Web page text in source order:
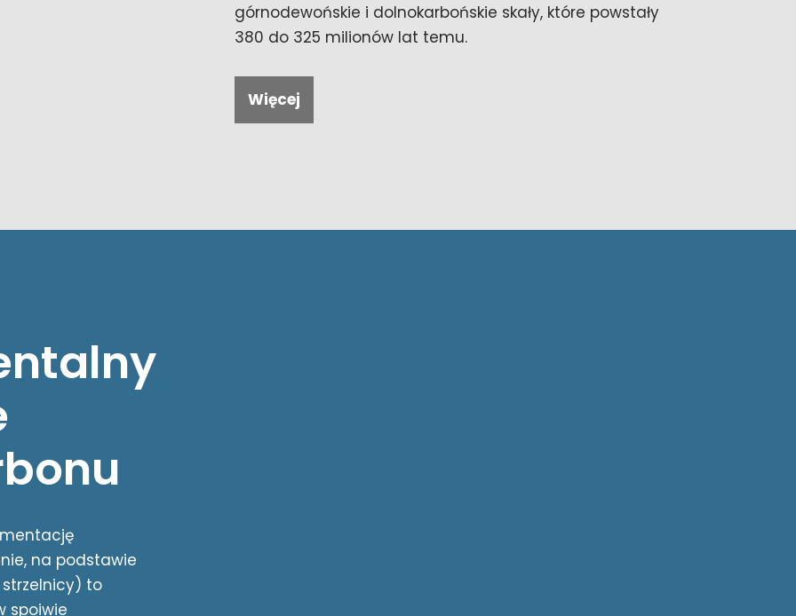
górnodewońskie i dolnokarbońskie skały, które powstały
380 do 325 milionów lat temu.
Więcej
na podstawie
to
spoiwie